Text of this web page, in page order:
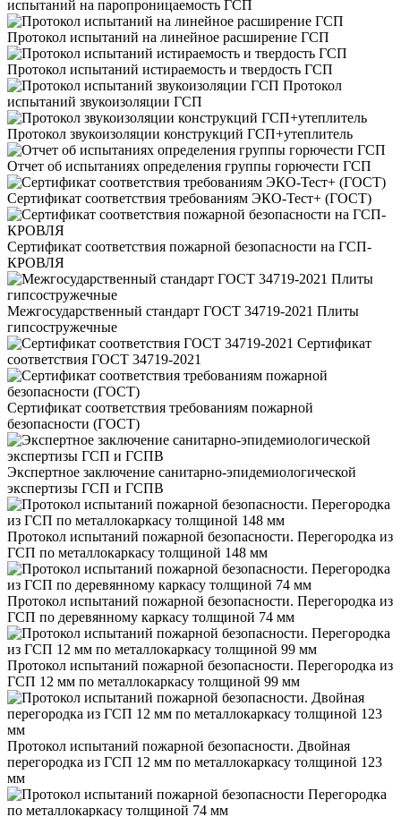
испытаний на паропроницаемость ГСП
Протокол испытаний на линейное расширение ГСП
Протокол испытаний истираемость и твердость ГСП
Протокол
испытаний звукоизоляции ГСП
Протокол звукоизоляции конструкций ГСП+утеплитель
Отчет об испытаниях определения группы горючести ГСП
Сертификат соответствия требованиям ЭКО-Тест+ (ГОСТ)
Сертификат соответствия пожарной безопасности на ГСП-
КРОВЛЯ
Межгосударственный стандарт ГОСТ 34719-2021 Плиты
гипсостружечные
Сертификат
соответствия ГОСТ 34719-2021
Сертификат соответствия требованиям пожарной
безопасности (ГОСТ)
Экспертное заключение санитарно-эпидемиологической
экспертизы ГСП и ГСПВ
Протокол испытаний пожарной безопасности. Перегородка из
ГСП по металлокаркасу толщиной 148 мм
Протокол испытаний пожарной безопасности. Перегородка из
ГСП по деревянному каркасу толщиной 74 мм
Протокол испытаний пожарной безопасности. Перегородка из
ГСП 12 мм по металлокаркасу толщиной 99 мм
Протокол испытаний пожарной безопасности. Двойная
перегородка из ГСП 12 мм по металлокаркасу толщиной 123
мм